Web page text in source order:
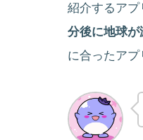
紹介するアプ
分後に地球
に合ったアプ